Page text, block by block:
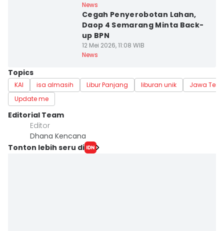
News
Cegah Penyerobotan Lahan,
Daop 4 Semarang Minta Back-
up BPN
12 Mei 2026, 11:08 WIB
News
Topics
KAI isa almasih Libur Panjang liburan unik
Jawa
Update me
Editorial Team
Editor
Dhana Kencana
Tonton lebih seru di